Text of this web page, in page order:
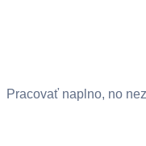
Pracovať naplno, no